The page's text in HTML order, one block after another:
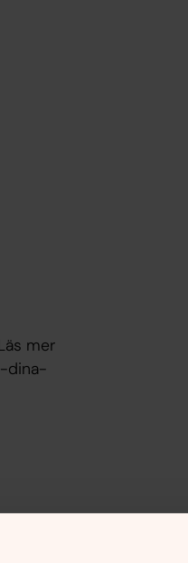
mer
dina-